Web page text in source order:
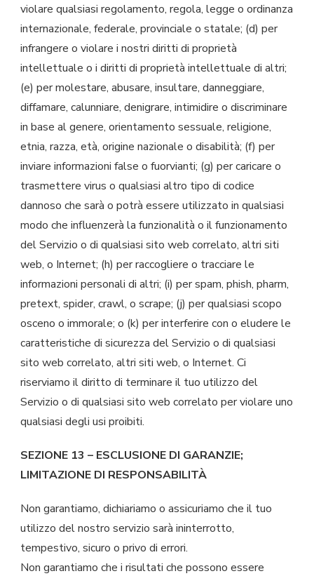
violare qualsiasi regolamento, regola, legge o ordinanza
internazionale, federale, provinciale o statale; (d) per
infrangere o violare i nostri diritti di proprietà
intellettuale o i diritti di proprietà intellettuale di altri;
(e) per molestare, abusare, insultare, danneggiare,
diffamare, calunniare, denigrare, intimidire o discriminare
in base al genere, orientamento sessuale, religione,
etnia, razza, età, origine nazionale o disabilità; (f) per
inviare informazioni false o fuorvianti; (g) per caricare o
trasmettere virus o qualsiasi altro tipo di codice
dannoso che sarà o potrà essere utilizzato in qualsiasi
modo che influenzerà la funzionalità o il funzionamento
del Servizio o di qualsiasi sito web correlato, altri siti
web, o Internet; (h) per raccogliere o tracciare le
informazioni personali di altri; (i) per spam, phish, pharm,
pretext, spider, crawl, o scrape; (j) per qualsiasi scopo
osceno o immorale; o (k) per interferire con o eludere le
caratteristiche di sicurezza del Servizio o di qualsiasi
sito web correlato, altri siti web, o Internet. Ci
riserviamo il diritto di terminare il tuo utilizzo del
Servizio o di qualsiasi sito web correlato per violare uno
qualsiasi degli usi proibiti.
SEZIONE 13 – ESCLUSIONE DI GARANZIE;
LIMITAZIONE DI RESPONSABILITÀ
Non garantiamo, dichiariamo o assicuriamo che il tuo
utilizzo del nostro servizio sarà ininterrotto,
tempestivo, sicuro o privo di errori.
Non garantiamo che i risultati che possono essere